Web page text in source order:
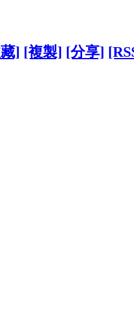
] [複製] [分享]